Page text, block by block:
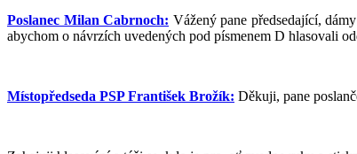
Poslanec Milan Cabrnoch: Vážený pane předsedající,
abychom o návrzích uvedených pod písmenem D hlasovali
Místopředseda PSP František Brožík: Děkuji, pane